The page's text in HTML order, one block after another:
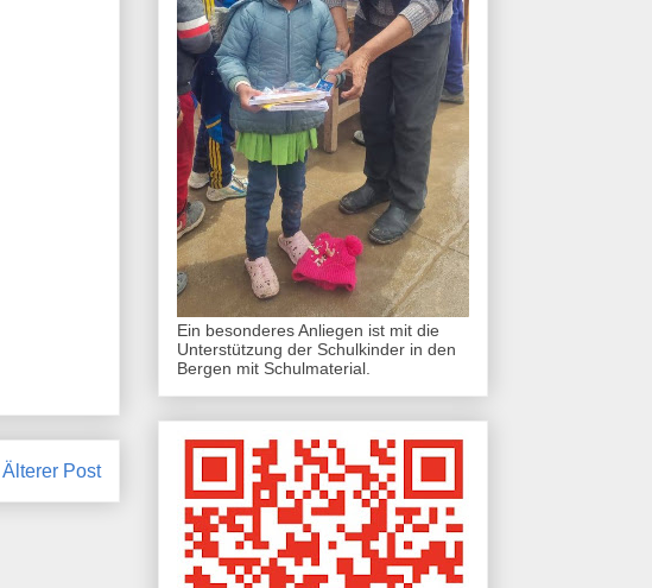
Älterer Post
Ein besonderes Anliegen ist mit die
Unterstützung der Schulkinder in den
Bergen mit Schulmaterial.